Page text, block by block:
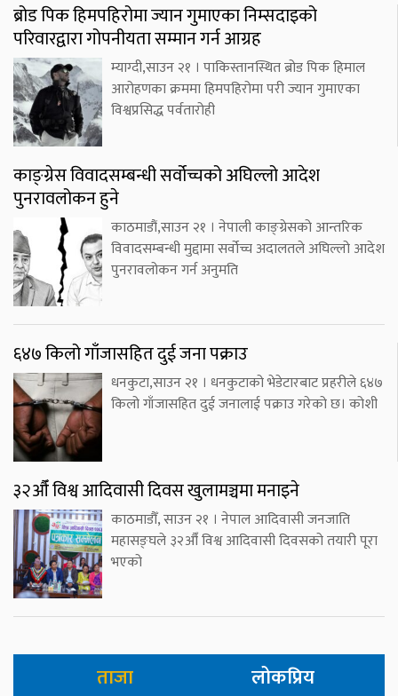
ब्रोड पिक हिमपहिरोमा ज्यान गुमाएका निम्सदाइको
परिवारद्वारा गोपनीयता सम्मान गर्न आग्रह
म्याग्दी,साउन २१ । पाकिस्तानस्थित ब्रोड पिक हिमाल
आरोहणका क्रममा हिमपहिरोमा परी ज्यान गुमाएका
विश्वप्रसिद्ध पर्वतारोही
काङ्ग्रेस विवादसम्बन्धी सर्वोच्चको अघिल्लो आदेश
पुनरावलोकन हुने
काठमाडौं,साउन २१ । नेपाली काङ्ग्रेसको आन्तरिक
विवादसम्बन्धी मुद्दामा सर्वोच्च अदालतले अघिल्लो आदेश
पुनरावलोकन गर्न अनुमति
६४७ किलो गाँजासहित दुई जना पक्राउ
धनकुटा,साउन २१ । धनकुटाको भेडेटारबाट प्रहरीले ६४७
किलो गाँजासहित दुई जनालाई पक्राउ गरेको छ। कोशी
३२औँ विश्व आदिवासी दिवस खुलामञ्चमा मनाइने
काठमाडौँ, साउन २१ । नेपाल आदिवासी जनजाति
महासङ्घले ३२औँ विश्व आदिवासी दिवसको तयारी पूरा
भएको
ताजा लोकप्रिय